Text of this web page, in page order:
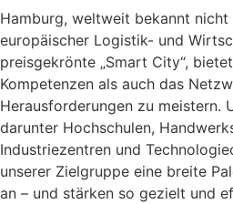
Hamburg, weltweit bekannt
europäischer Logistik- und
preisgekrönte „Smart City“,
Kompetenzen als auch das
Herausforderungen zu meistern.
darunter Hochschulen,
Industriezentren und
unserer Zielgruppe eine breite
an – und stärken so gezielt und